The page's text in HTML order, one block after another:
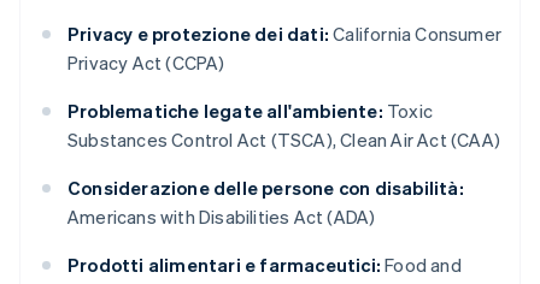
Privacy e protezione dei dati: California Consumer
Privacy Act (CCPA)
Problematiche legate all'ambiente: Toxic
Substances Control Act (TSCA), Clean Air Act (CAA)
Considerazione delle persone con disabilità:
Americans with Disabilities Act (ADA)
Prodotti alimentari e farmaceutici: Food and